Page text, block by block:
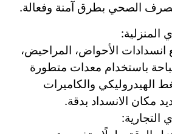
الصحي بطرق آمنة وفعالة.
المنزلية:
انسدادات الأحواض، المراحيض،
باستخدام معدات متطورة
الهيدروليكي والكاميرات
مكان الانسداد بدقة.
التجارية: